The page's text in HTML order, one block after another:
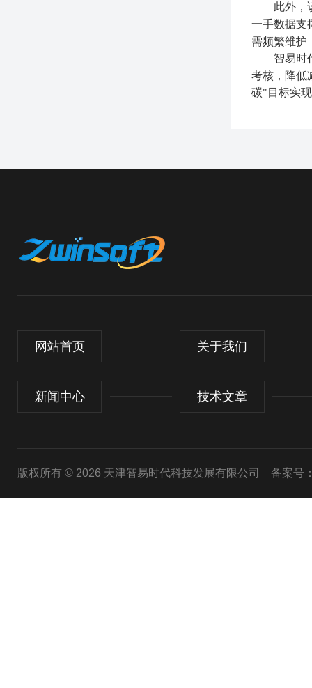
此外，
一手数据支
需频繁维护
智易时
考核，降低
碳"目标实
网站首页 关于我们
新闻中心 技术文章
版权所有 © 2026 天津智易时代科技发展有限公司 备案号